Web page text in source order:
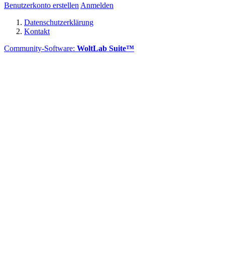
Benutzerkonto erstellen Anmelden
Datenschutzerklärung
Kontakt
Community-Software: WoltLab Suite™